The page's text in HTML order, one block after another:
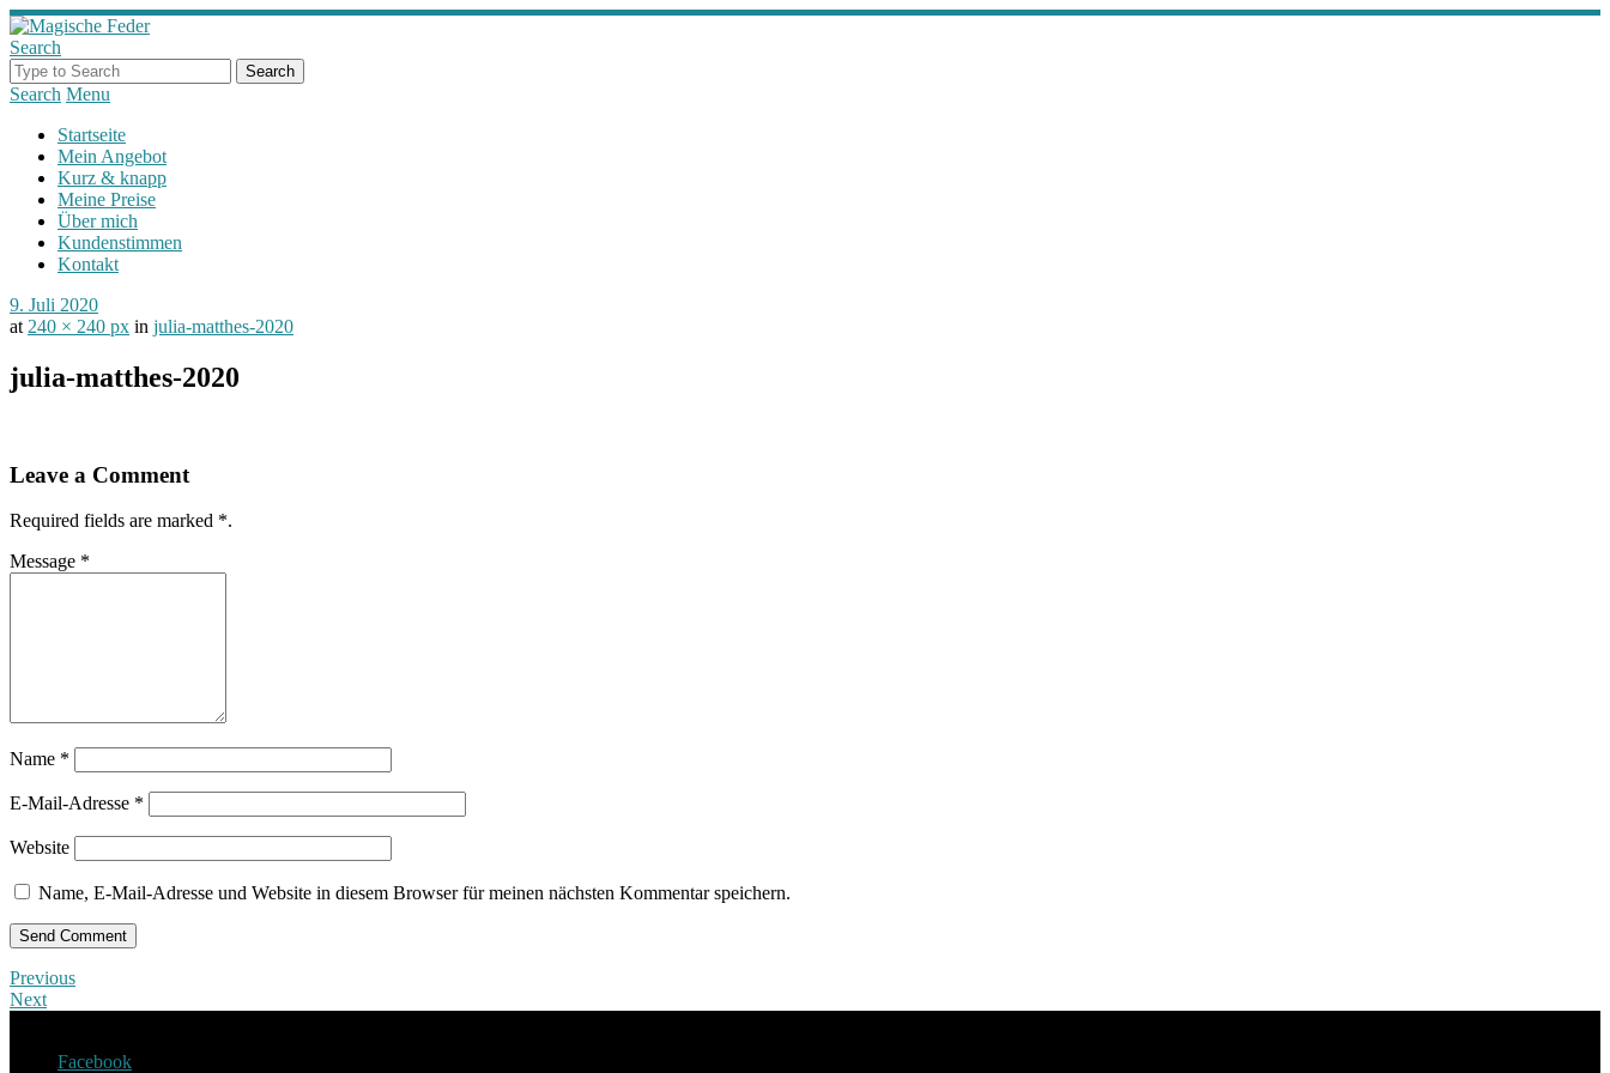
Search
Search Menu
Startseite
Mein Angebot
Kurz & knapp
Meine Preise
Über mich
Kundenstimmen
Kontakt
9. Juli 2020
at 240 × 240 px in julia-matthes-2020
julia-matthes-2020
Leave a Comment
Required fields are marked *.
Message *
Name *
E-Mail-Adresse *
Website
Name, E-Mail-Adresse und Website in diesem Browser für meinen nächsten Kommentar speichern.
Previous
Next
Facebook